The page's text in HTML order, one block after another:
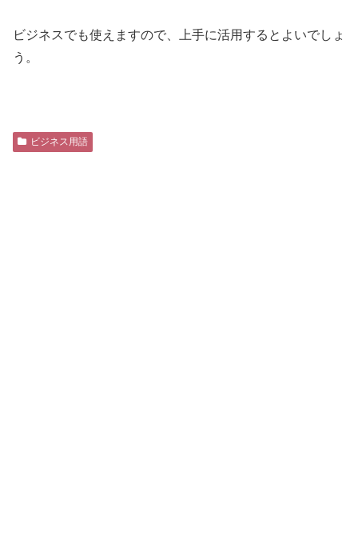
ビジネスでも使えますので、上手に活用するとよいでしょ
う。
ビジネス用語